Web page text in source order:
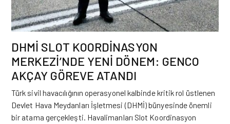
DHMİ SLOT KOORDİNASYON
MERKEZİ’NDE YENİ DÖNEM: GENCO
AKÇAY GÖREVE ATANDI
Türk sivil havacılığının operasyonel kalbinde kritik rol üstlenen
Devlet Hava Meydanları İşletmesi (DHMİ) bünyesinde önemli
bir atama gerçekleşti. Havalimanları Slot Koordinasyon